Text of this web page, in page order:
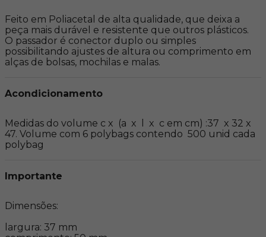
Feito em Poliacetal de alta qualidade, que deixa a
peça mais durável e resistente que outros plásticos.
O passador é conector duplo ou simples
possibilitando ajustes de altura ou comprimento em
alças de bolsas, mochilas e malas.
Acondicionamento
Medidas do volume c x  (a  x  l  x  c em cm) :37  x 32 x
47. Volume com 6 polybags contendo  500 unid cada
polybag
Importante
Dimensões:
largura: 37 mm